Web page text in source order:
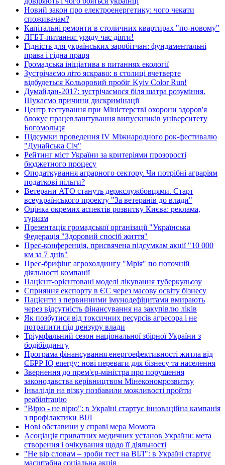
Новий закон про електроенергетику: чого чекати
споживачам?
Капітальні ремонти в столичних квартирах "по-новому"
ЛГБТ-питання: уряду час діяти!
Гідність для українських заробітчан: фундаментальні
права і гідна праця
Громадська ініціатива в питаннях екології
Зустрічаємо літо яскраво: в столиці вчетверте
відбудеться Кольоровий пробіг Kyiv Color Run!
Думайдан-2017: зустрічаємося біля шатра розуміння.
Шукаємо причини дискримінації
Центр тестування при Міністерстві охорони здоров'я
блокує працевлаштування випускників університету
Богомольця
Підсумки проведення IV Міжнародного рок-фестивалю
"Дунайська Січ"
Рейтинг міст України за критеріями прозорості
бюджетного процесу
Оподаткування аграрного сектору. Чи потрібні аграріям
податкові пільги?
Ветерани АТО стануть держслужбовцями. Старт
всеукраїнського проекту "За ветеранів до влади"
Оцінка окремих аспектів розвитку Києва: реклама,
туризм
Презентація громадської організації "Українська
Федерація "Здоровий спосіб життя"
Прес-конференція, присвячена підсумкам акції "10 000
км за 7 днів"
Прес-брифінг агрохолдингу "Мрія" по поточній
діяльності компанії
Пацієнт-орієнтовані моделі лікування туберкульозу
Сприяння експорту в ЄС через масову освіту бізнесу
Пацієнти з первинними імунодефіцитами вмирають
через відсутність фінансування на закупівлю ліків
Як позбутися від токсичних ресурсів агресора і не
потрапити під цензуру влади
Тріумфальний сезон національної збірної України з
бодібілдингу
Програма фінансування енергоефективності житла від
ЄБРР IQ energy: нові переваги для бізнесу та населення
Звернення до прем'єр-міністра про порушення
законодавства керівництвом Мінекономрозвитку
Інвалідів на візку позбавили можливості пройти
реабілітацію
"Вірю - не вірю": в Україні стартує інноваційна кампанія
з профілактики ВІЛ
Нові обставини у справі мера Момота
Асоціація приватних медичних установ України: мета
створення і очікування щодо її діяльності
"Не вір словам – зроби тест на ВІЛ": в Україні стартує
масштабна соціальна акція